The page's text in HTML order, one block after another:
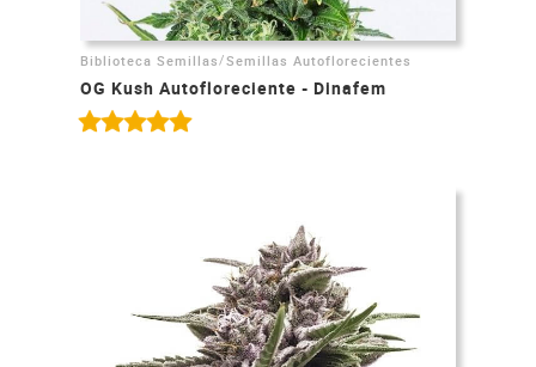
Biblioteca Semillas/Semillas Autoflorecientes
OG Kush Autofloreciente - Dinafem